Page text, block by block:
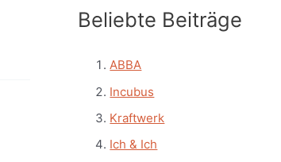
Beliebte Beiträge
ABBA
Incubus
Kraftwerk
Ich & Ich